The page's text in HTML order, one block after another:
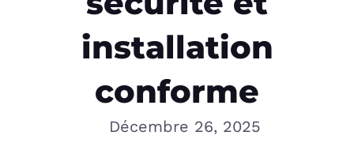
installation
conforme
Décembre 26, 2025